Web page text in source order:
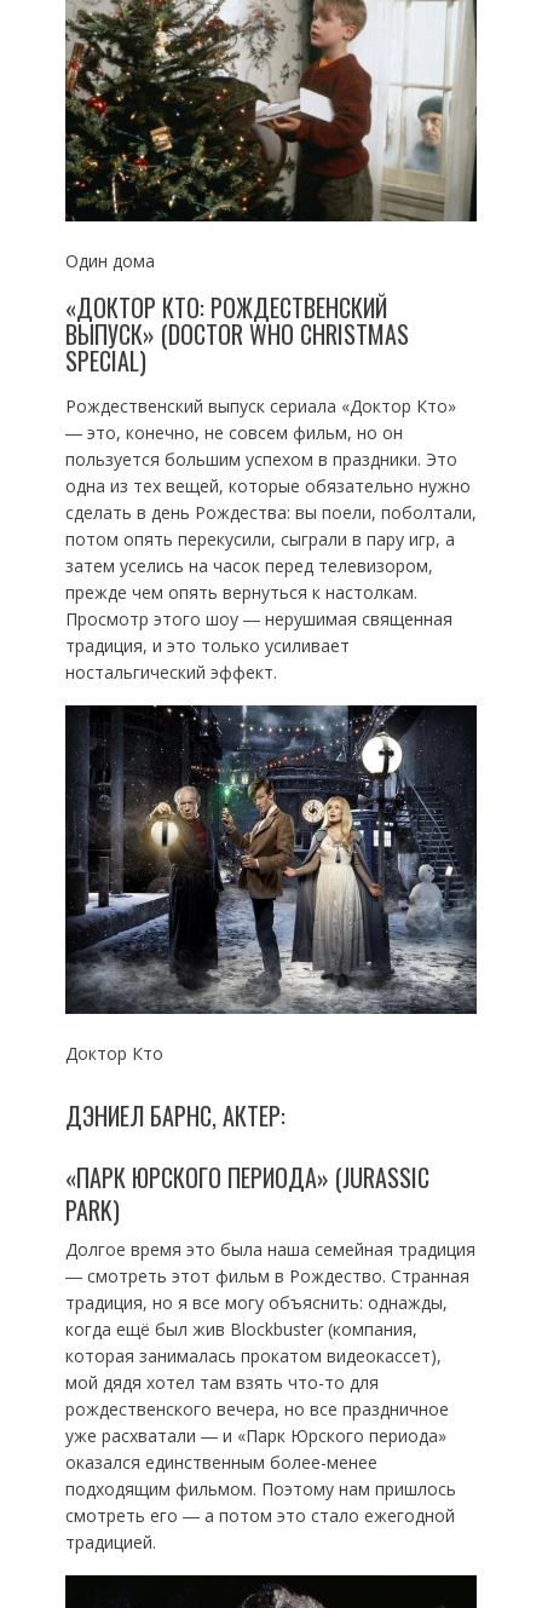
Один дома
«ДОКТОР КТО: РОЖДЕСТВЕНСКИЙ
ВЫПУСК» (DOCTOR WHO CHRISTMAS
SPECIAL)
Рождественский выпуск сериала «Доктор Кто»
― это, конечно, не совсем фильм, но он
пользуется большим успехом в праздники. Это
одна из тех вещей, которые обязательно нужно
сделать в день Рождества: вы поели, поболтали,
потом опять перекусили, сыграли в пару игр, а
затем уселись на часок перед телевизором,
прежде чем опять вернуться к настолкам.
Просмотр этого шоу ― нерушимая священная
традиция, и это только усиливает
ностальгический эффект.
Доктор Кто
ДЭНИЕЛ БАРНС, АКТЕР:
«ПАРК ЮРСКОГО ПЕРИОДА» (JURASSIC
PARK)
Долгое время это была наша семейная традиция
― смотреть этот фильм в Рождество. Странная
традиция, но я все могу объяснить: однажды,
когда ещё был жив Blockbuster (компания,
которая занималась прокатом видеокассет),
мой дядя хотел там взять что-то для
рождественского вечера, но все праздничное
уже расхватали ― и «Парк Юрского периода»
оказался единственным более-менее
подходящим фильмом. Поэтому нам пришлось
смотреть его ― а потом это стало ежегодной
традицией.